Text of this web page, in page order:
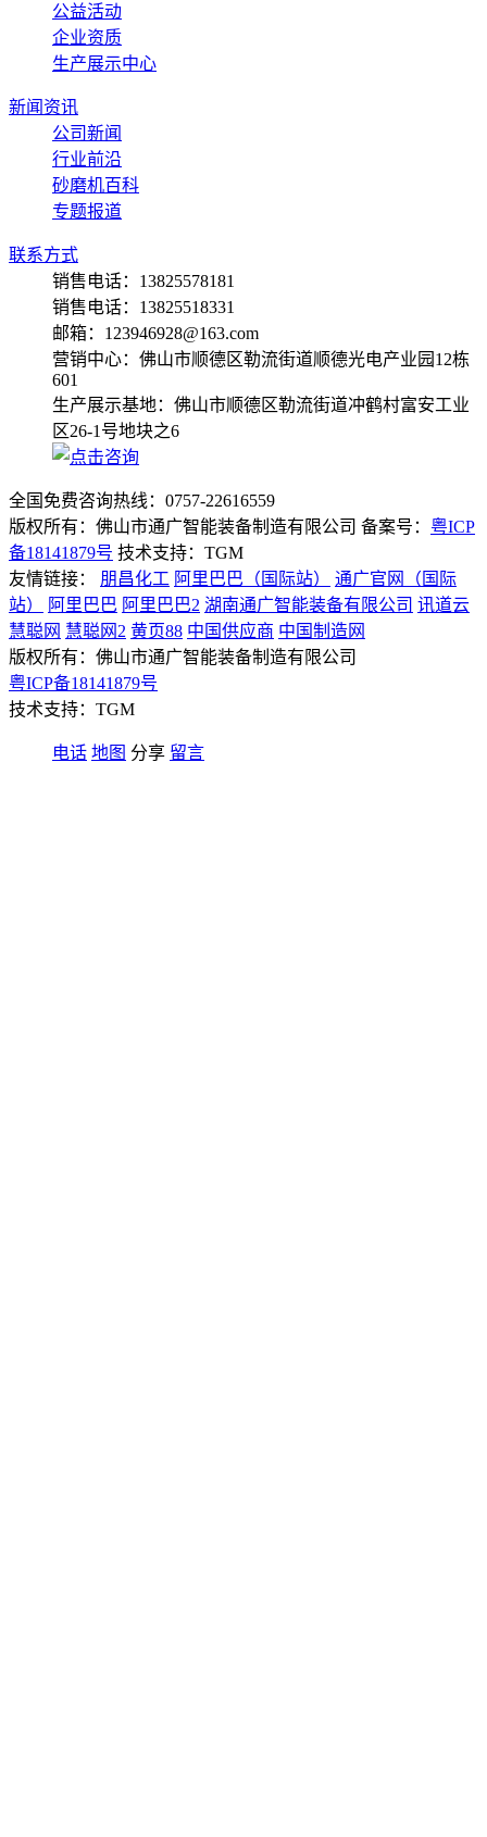
公益活动
企业资质
生产展示中心
新闻资讯
公司新闻
行业前沿
砂磨机百科
专题报道
联系方式
销售电话：13825578181
销售电话：13825518331
邮箱：123946928@163.com
营销中心：佛山市顺德区勒流街道顺德光电产业园12栋
601
生产展示基地：佛山市顺德区勒流街道冲鹤村富安工业
区26-1号地块之6
全国免费咨询热线： 0757-22616559
版权所有：佛山市通广智能装备制造有限公司 备案号： 粤ICP
备18141879号 技术支持：TGM
友情链接：
朋昌化工 阿里巴巴（国际站）
通广官网（国际
站）
阿里巴巴 阿里巴巴2 湖南通广智能装备有限公司 讯道云
慧聪网 慧聪网2 黄页88 中国供应商 中国制造网
版权所有：佛山市通广智能装备制造有限公司
粤ICP备18141879号
技术支持：TGM
电话 地图 分享 留言